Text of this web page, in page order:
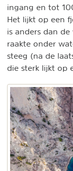
ingang en tot
Het lijkt op een
is anders dan
raakte onder
steeg (na de
die sterk lijkt op